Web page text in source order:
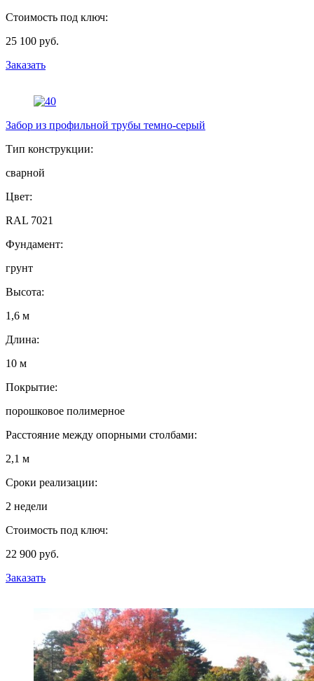
Стоимость под ключ:
25 100 руб.
Заказать
Забор из профильной трубы темно-серый
Тип конструкции:
сварной
Цвет:
RAL 7021
Фундамент:
грунт
Высота:
1,6 м
Длина:
10 м
Покрытие:
порошковое полимерное
Расстояние между опорными столбами:
2,1 м
Сроки реализации:
2 недели
Стоимость под ключ:
22 900 руб.
Заказать